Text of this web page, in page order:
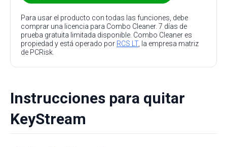
Para usar el producto con todas las funciones, debe
comprar una licencia para Combo Cleaner. 7 días de
prueba gratuita limitada disponible. Combo Cleaner es
propiedad y está operado por RCS LT, la empresa matriz
de PCRisk.
Instrucciones para quitar
KeyStream